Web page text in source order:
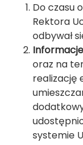
Do czasu
Rektora
odbywał
Informacje
oraz na
realizację
systemie